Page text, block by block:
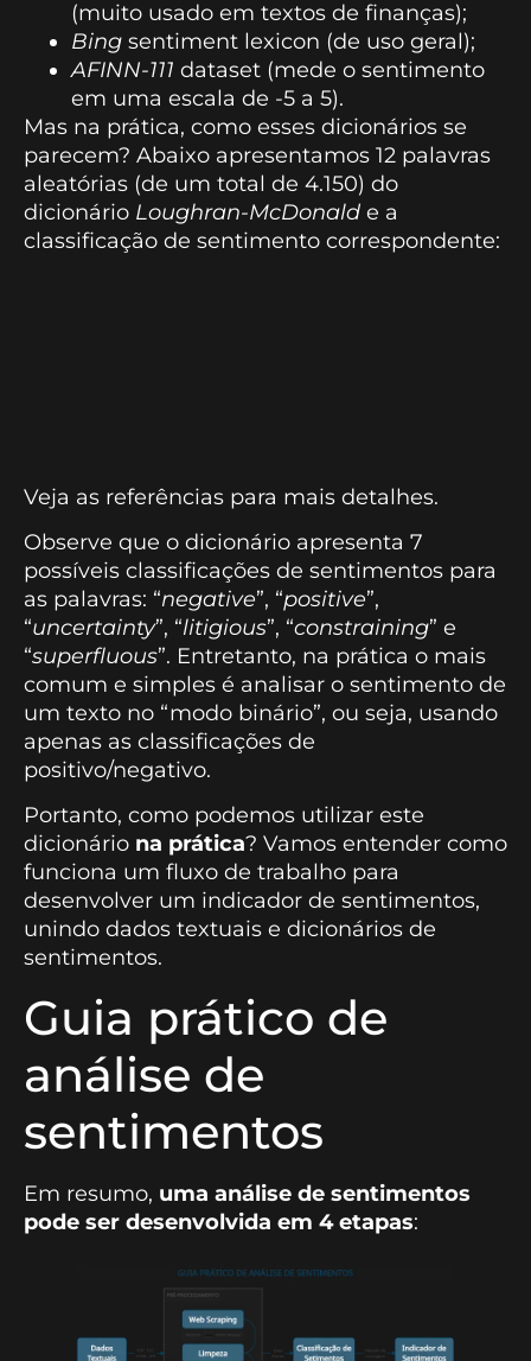
(muito usado em textos de finanças);
Bing sentiment lexicon (de uso geral);
AFINN-111 dataset (mede o sentimento
em uma escala de -5 a 5).
Mas na prática, como esses dicionários se
parecem? Abaixo apresentamos 12 palavras
aleatórias (de um total de 4.150) do
dicionário Loughran-McDonald e a
classificação de sentimento correspondente:
Veja as referências para mais detalhes.
Observe que o dicionário apresenta 7
possíveis classificações de sentimentos para
as palavras: “negative”, “positive”,
“uncertainty”, “litigious”, “constraining” e
“superfluous”. Entretanto, na prática o mais
comum e simples é analisar o sentimento de
um texto no “modo binário”, ou seja, usando
apenas as classificações de
positivo/negativo.
Portanto, como podemos utilizar este
dicionário na prática? Vamos entender como
funciona um fluxo de trabalho para
desenvolver um indicador de sentimentos,
unindo dados textuais e dicionários de
sentimentos.
Guia prático de
análise de
sentimentos
Em resumo, uma análise de sentimentos
pode ser desenvolvida em 4 etapas: